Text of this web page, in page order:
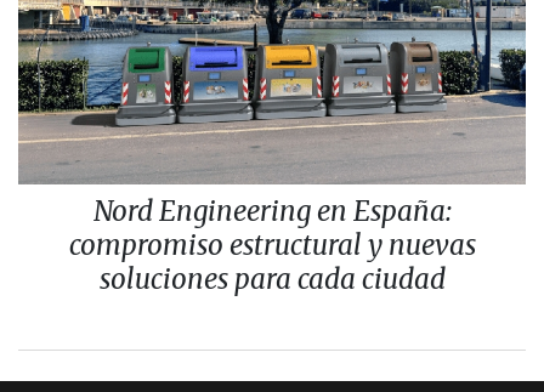
Nord Engineering en España:
compromiso estructural y nuevas
soluciones para cada ciudad